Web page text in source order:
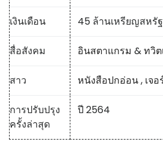
เงินเดือน 45 ล้านเหรียญสหรั
สื่อสังคม อินสตาแกรม &ทวิต
สาว หนังสือปกอ่อน, เจ
การปรับปรุง
ครั้งล่าสุด
ปี 2564